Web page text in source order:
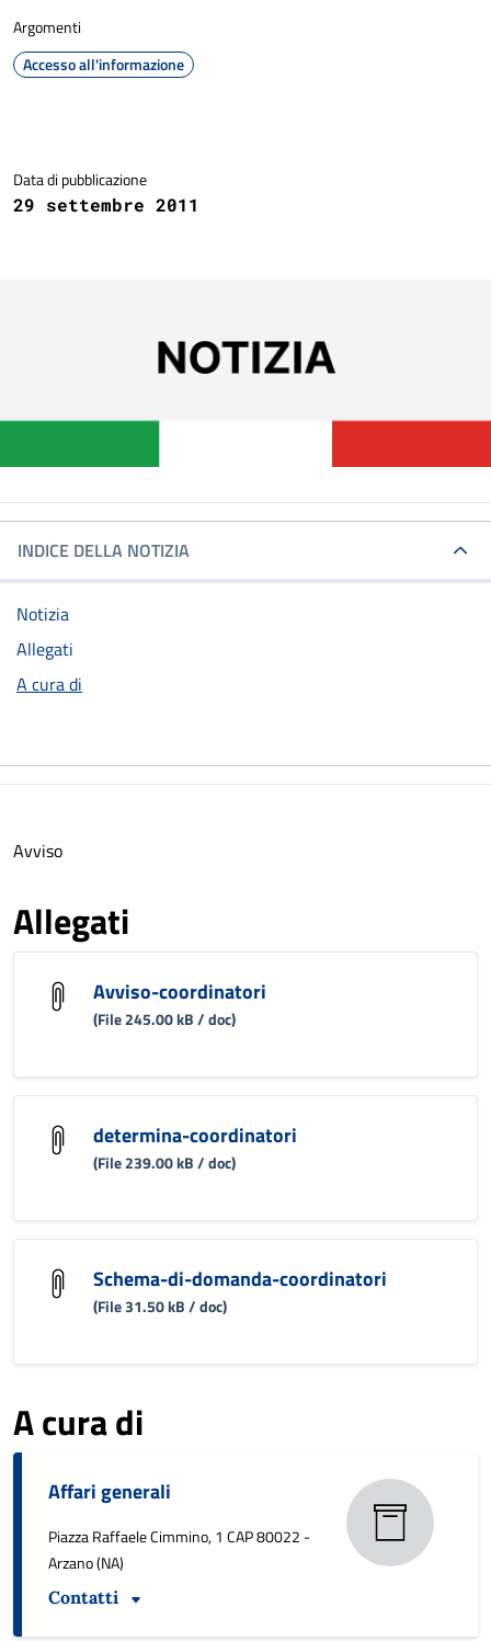
Argomenti
Accesso all'informazione
Data di pubblicazione
29 settembre 2011
INDICE DELLA NOTIZIA
Notizia
Allegati
A cura di
Avviso
Allegati
Avviso-coordinatori
(File 245.00 kB / doc)
determina-coordinatori
(File 239.00 kB / doc)
Schema-di-domanda-coordinatori
(File 31.50 kB / doc)
A cura di
Affari generali
Piazza Raffaele Cimmino, 1 CAP 80022 -
Arzano (NA)
Contatti